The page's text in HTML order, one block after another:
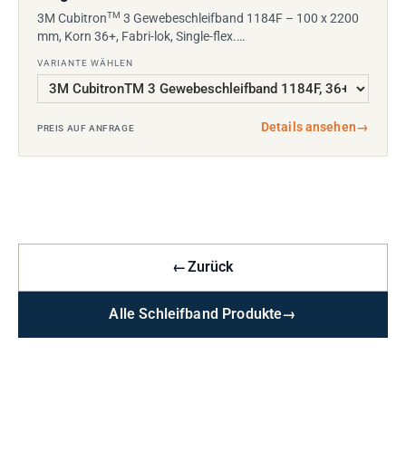
3M CubitronTM 3 Gewebeschleifband 1184F – 100 x 2200
mm, Korn 36+, Fabri-lok, Single-flex.…
VARIANTE WÄHLEN
PREIS AUF ANFRAGE Details ansehen→
←Zurück
Alle Schleifband Produkte→